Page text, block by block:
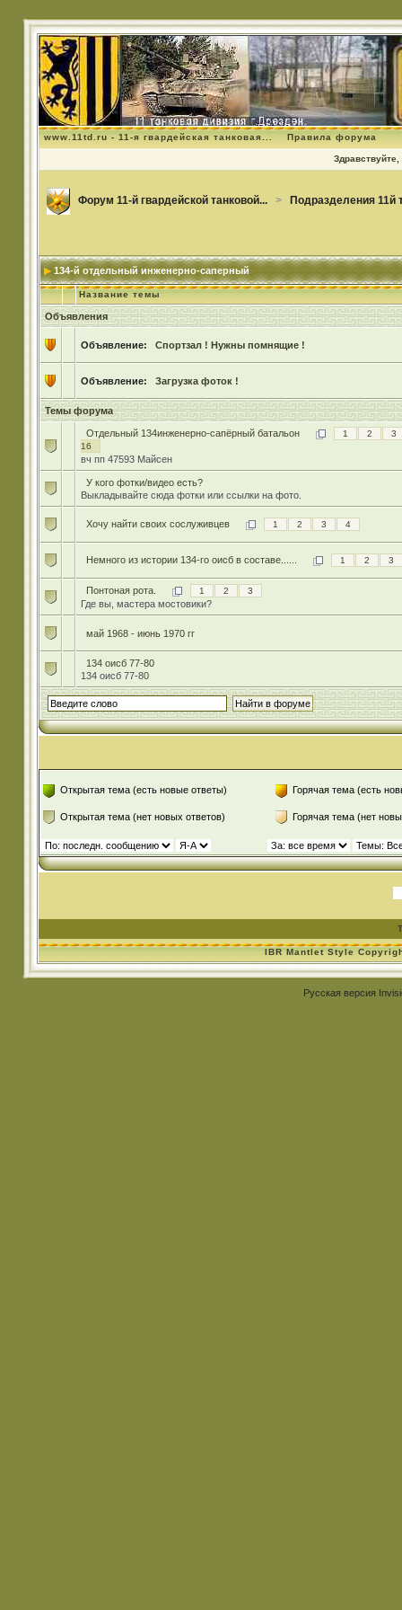
www.11td.ru - 11-я гвардейская танковая... Правила форума
Здравствуйте,
Форум 11-й гвардейской танковой... > Подразделения 11й
134-й отдельный инженерно-саперный
Название темы
Объявления
Объявление: Спортзал ! Нужны помнящие !
Объявление: Загрузка фоток !
Темы форума
Отдельный 134инженерно-сапёрный батальон 1 2
3
16
вч пп 47593 Майсен
У кого фотки/видео есть?
Выкладывайте сюда фотки или ссылки на фото.
Хочу найти своих сослуживцев 1 2 3 4
Немного из истории 134-го оисб в составе...... 1 2 3
Понтоная рота. 1 2 3
Где вы, мастера мостовики?
май 1968 - июнь 1970 гг
134 оисб 77-80
134 оисб 77-80
Открытая тема (есть новые ответы)
Открытая тема (нет новых ответов)
Горячая тема (есть
Горячая тема (нет
IBR Mantlet Style
Русская версия